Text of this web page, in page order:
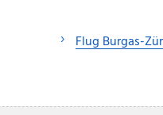
Flug Burgas-